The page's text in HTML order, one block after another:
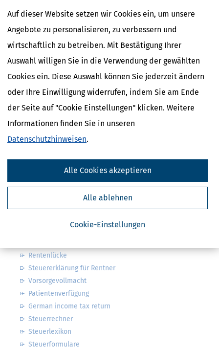
Auf dieser Website setzen wir Cookies ein, um unsere
Angebote zu personalisieren, zu verbessern und
wirtschaftlich zu betreiben. Mit Bestätigung Ihrer
Auswahl willigen Sie in die Verwendung der gewählten
Cookies ein. Diese Auswahl können Sie jederzeit ändern
oder Ihre Einwilligung widerrufen, indem Sie am Ende
der Seite auf "Cookie Einstellungen" klicken. Weitere
Informationen finden Sie in unseren
Datenschutzhinweisen.
Cookie-Einstellungen
Alle ablehnen
Alle Cookies akzeptieren
Kostenlose Steuertipps & News
Steuertipps Selbstständige
Geldtipps
Ja, ich möchte die kostenlosen Newsletter
von Steuertipps abonnieren. Die
Meine Einwilligung kann ich jederzeit durch
Steuerwelten
Steuersoftware
Rentenlücke
Steuererklärung für Rentner
Vorsorgevollmacht
Patientenverfügung
German income tax return
Steuerrechner
Steuerlexikon
Steuerformulare